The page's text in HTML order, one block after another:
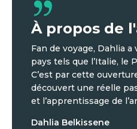
À propos de
Fan de voyage, Dahlia
pays tels que l’Italie, le
C’est par cette
découvert une réelle
et l’apprentissage de
Dahlia Belkissene